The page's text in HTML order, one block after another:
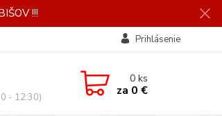
!!!
Prihlásenie
- 12:30)
0ks
za 0 €